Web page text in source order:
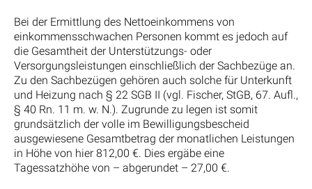
Bei der Ermittlung des Nettoeinkommens von
einkommensschwachen Personen kommt es jedoch auf
die Gesamtheit der Unterstützungs- oder
Versorgungsleistungen einschließlich der Sachbezüge an.
Zu den Sachbezügen gehören auch solche für Unterkunft
und Heizung nach § 22 SGB II (vgl. Fischer, StGB, 67. Aufl.,
§ 40 Rn. 11 m. w. N.). Zugrunde zu legen ist somit
grundsätzlich der volle im Bewilligungsbescheid
ausgewiesene Gesamtbetrag der monatlichen Leistungen
in Höhe von hier 812,00 €. Dies ergäbe eine
Tagessatzhöhe von – abgerundet – 27,00 €.